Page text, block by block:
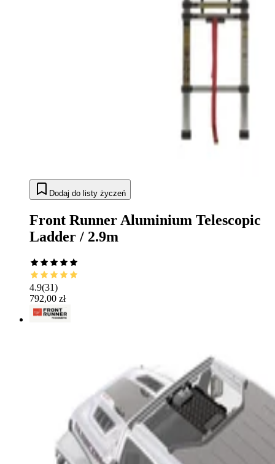
Dodaj do listy życzeń
Front Runner Aluminium Telescopic
Ladder / 2.9m
4.9(31)
792,00 zł